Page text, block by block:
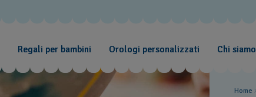
Regali per bambini Orologi personalizzati Chi siamo
Home